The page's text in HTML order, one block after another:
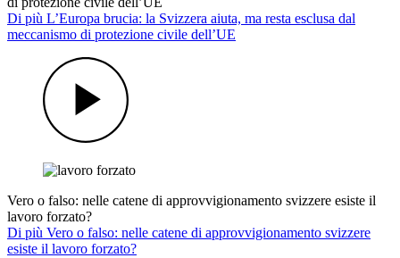
Di più L’Europa brucia: la Svizzera aiuta, ma resta esclusa dal
meccanismo di protezione civile dell’UE
Vero o falso: nelle catene di approvvigionamento svizzere esiste il
lavoro forzato?
Di più Vero o falso: nelle catene di approvvigionamento svizzere
esiste il lavoro forzato?